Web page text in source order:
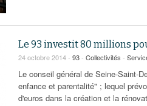
Le 93 investit 80 millions
24 octobre 2014 - 93- Collectivités -
Le conseil général de Seine-Saint-
enfance et parentalité" ; lequel
d'euros dans la création et la